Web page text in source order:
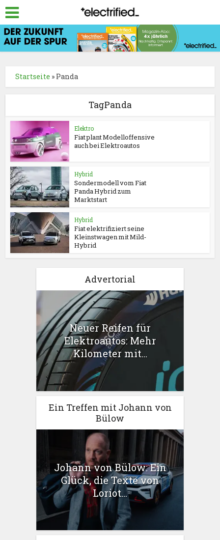
Startseite » Panda
TagPanda
Elektro
Fiat plant Modelloffensive
auch bei Elektroautos
Hybrid
Sondermodell vom Fiat
Panda Hybrid zum
Marktstart
Hybrid
Fiat elektrifiziert seine
Kleinstwagen mit Mild-
Hybrid
Advertorial
Neuer Reifen für
Elektroautos: Mehr
Kilometer mit...
Ein Treffen mit Johann von
Bülow
Johann von Bülow: Ein
Glück, die Texte von
Loriot...